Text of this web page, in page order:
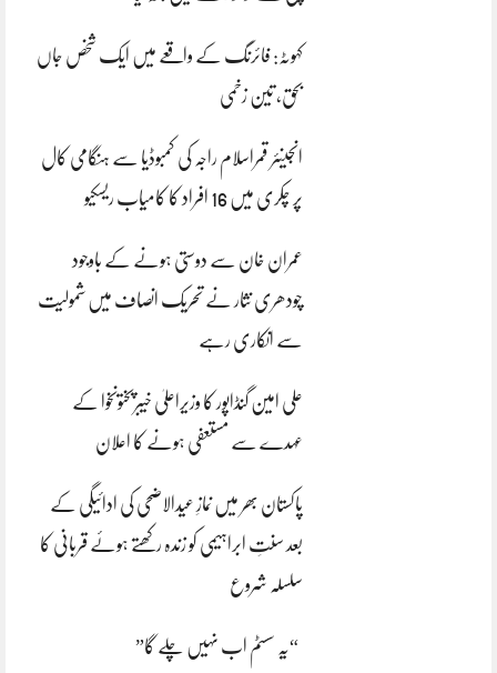
کہوٹہ: فائرنگ کے واقعے میں ایک شخص جاں
بحق، تین زخمی
انجینئر قمراسلام راجہ کی کمبوڈیا سے ہنگامی کال
پر چکری میں 16 افراد کا کامیاب ریسکیو
عمران خان سے دوستی ہونے کے باوجود
چودھری نثار نے تحریک انصاف میں شمولیت
سے انکاری رہے
علی امین گنڈاپور کا وزیراعلیٰ خیبرپختونخوا کے
عہدے سے مستعفی ہونے کا اعلان
پاکستان بھر میں نمازِ عیدالاضحی کی ادائیگی کے
بعد سنتِ ابراہیمی کو زندہ رکھتے ہوئے قربانی کا
سلسلہ شروع
“یہ سسٹم اب نہیں چلے گا”